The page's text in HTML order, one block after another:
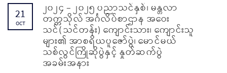
21
OCT
၂၀၂၄ – ၂၀၂၅ ပညာသင်နှစ်၊ မန္တလာ
တက္ကသိုလ် အင်္ဂလိပ်စာဌာန အဝေး
သင်(သင်တန်း) ကျောင်းသား၊ ကျောင်းသူ
များ၏ အာစရိယပူဇော်ပွဲ၊ မောင်မယ်
သစ်လွင်ကြိုဆိုပွဲနှင့် နှုတ်ဆက်ပွဲ
အခမ်းအနား